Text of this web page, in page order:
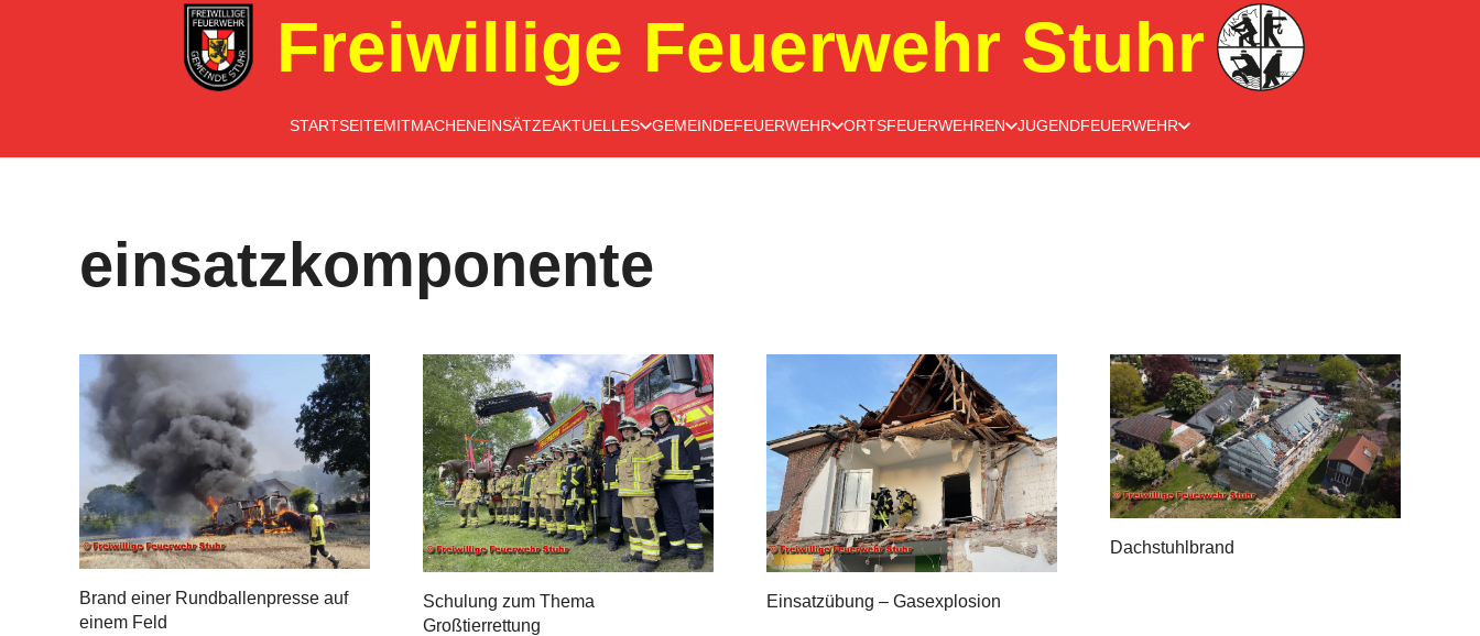
Freiwillige Feuerwehr Stuhr
STARTSEITEMITMACHENEINSÄTZEAKTUELLES GEMEINDEFEUERWEHR ORTSFEUERWEHREN JUGENDFEUERWEHR
einsatzkomponente
Brand einer Rundballenpresse auf
einem Feld
Schulung zum Thema
Großtierrettung
Einsatzübung – Gasexplosion
Dachstuhlbrand